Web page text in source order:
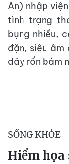
An) nhập
tình trạng
bụng nhiều,
đặn, siêu
dây rốn bám
SỐNG KHỎE
Hiểm họa